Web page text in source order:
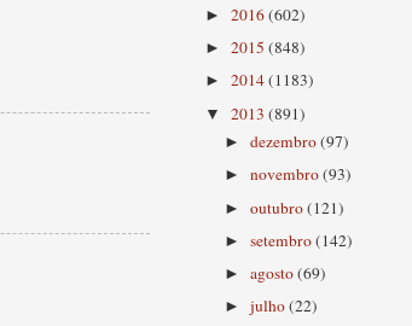
► 2016(602)
► 2015 (848)
► 2014(1183)
▼ 2013 (891)
►dezembro(97)
►novembro(93)
►outubro(121)
►setembro(142)
►agosto(69)
►julho(22)